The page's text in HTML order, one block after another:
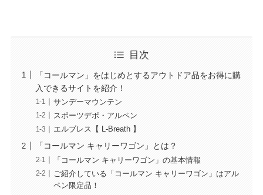
目次
「コールマン」をはじめとするアウトドア品をお得に購
入できるサイトを紹介！
サンデーマウンテン
スポーツデポ・アルペン
エルブレス【 L-Breath 】
「コールマン キャリーワゴン」とは？
「コールマン キャリーワゴン」の基本情報
ご紹介している「コールマン キャリーワゴン」はアル
ペン限定品！